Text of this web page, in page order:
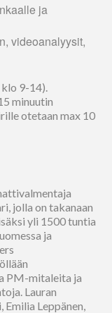
ja
videoanalyysit,
9-14).
minuutin
otetaan max 10
jolla on takanaan
yli 1500 tuntia
ja
PM-mitaleita ja
Lauran
Leppänen,